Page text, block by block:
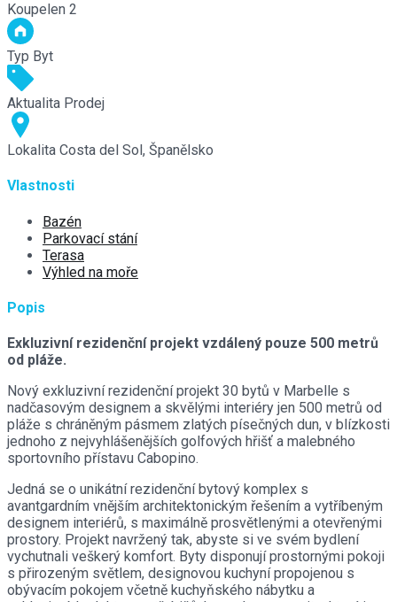
Koupelen 2
Typ Byt
Aktualita Prodej
Lokalita Costa del Sol, Španělsko
Vlastnosti
Bazén
Parkovací stání
Terasa
Výhled na moře
Popis
Exkluzivní rezidenční projekt vzdálený pouze 500 metrů
od pláže.
Nový exkluzivní rezidenční projekt 30 bytů v Marbelle s
nadčasovým designem a skvělými interiéry jen 500 metrů od
pláže s chráněným pásmem zlatých písečných dun, v blízkosti
jednoho z nejvyhlášenějších golfových hřišť a malebného
sportovního přístavu Cabopino.
Jedná se o unikátní rezidenční bytový komplex s
avantgardním vnějším architektonickým řešením a vytříbeným
designem interiérů, s maximálně prosvětlenými a otevřenými
prostory. Projekt navržený tak, abyste si ve svém bydlení
vychutnali veškerý komfort. Byty disponují prostornými pokoji
s přirozeným světlem, designovou kuchyní propojenou s
obývacím pokojem včetně kuchyňského nábytku a